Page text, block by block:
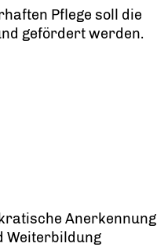
Pflege soll die
gefördert werden.
Anerkennung
Weiterbildung